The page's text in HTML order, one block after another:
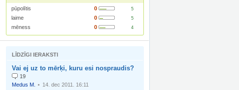
pūpolītis 0 5
laime 0 5
mēness 0 4
LĪDZĪGI IERAKSTI
Vai ej uz to mērķi, kuru esi nospraudis?
19
Medus M.
14. dec 2011. 16:11